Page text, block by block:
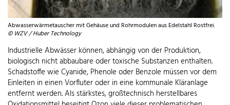
Abwasserwärmetauscher mit Gehäuse und Rohrmodulen aus Edelstahl Rostfrei.
© WZV / Huber Technology
Industrielle Abwässer können, abhängig von der Produktion,
biologisch nicht abbaubare oder toxische Substanzen enthalten.
Schadstoffe wie Cyanide, Phenole oder Benzole müssen vor dem
Einleiten in einen Vorfluter oder in eine kommunale Kläranlage
entfernt werden. Als stärkstes, großtechnisch herstellbares